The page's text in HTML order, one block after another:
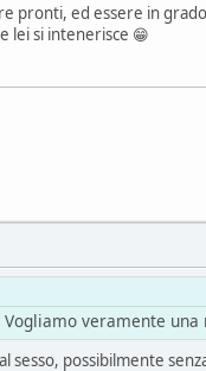
pronti, ed essere in
lei si intenerisce 😁
veramente
possibilmente